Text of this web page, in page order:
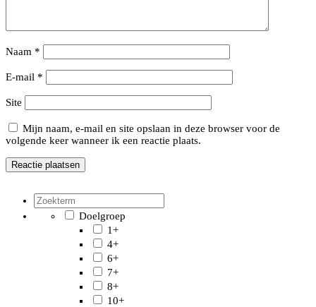
Naam *
E-mail *
Site
Mijn naam, e-mail en site opslaan in deze browser voor de
volgende keer wanneer ik een reactie plaats.
Doelgroep
1+
4+
6+
7+
8+
10+